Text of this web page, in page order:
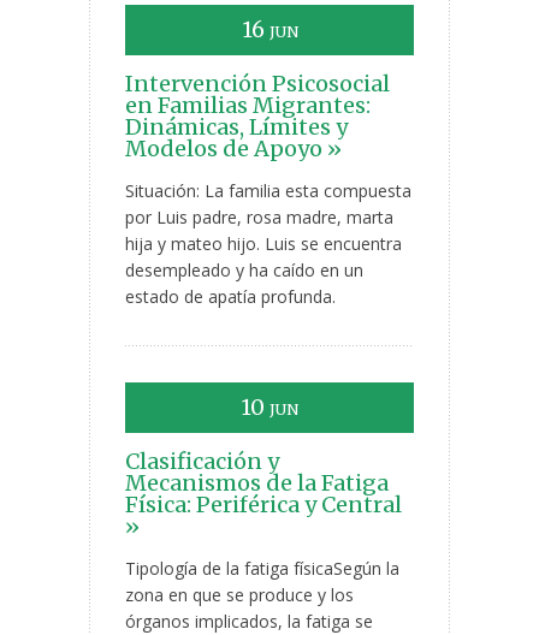
16 JUN
Intervención Psicosocial
en Familias Migrantes:
Dinámicas, Límites y
Modelos de Apoyo »
Situación: La familia esta compuesta
por Luis padre, rosa madre, marta
hija y mateo hijo. Luis se encuentra
desempleado y ha caído en un
estado de apatía profunda.
10 JUN
Clasificación y
Mecanismos de la Fatiga
Física: Periférica y Central
»
Tipología de la fatiga físicaSegún la
zona en que se produce y los
órganos implicados, la fatiga se